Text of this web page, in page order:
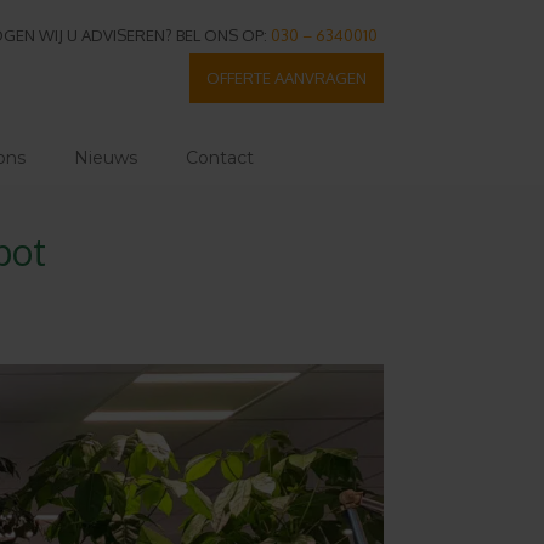
WIJ U ADVISEREN? BEL ONS OP: 030 – 6340010
OFFERTE AANVRAGEN
Nieuws Contact